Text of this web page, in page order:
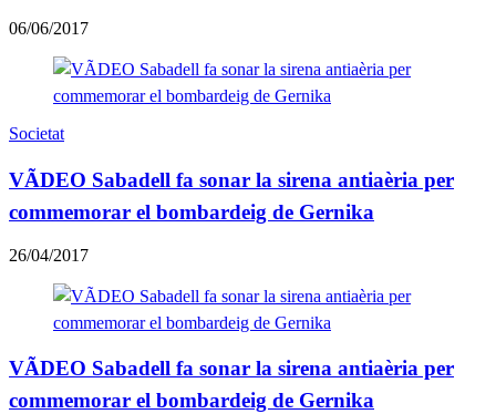
06/06/2017
Societat
VÃDEO Sabadell fa sonar la sirena antiaèria per
commemorar el bombardeig de Gernika
26/04/2017
VÃDEO Sabadell fa sonar la sirena antiaèria per
commemorar el bombardeig de Gernika